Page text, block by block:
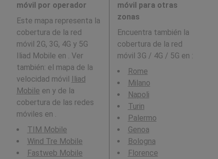
móvil por operador
Este mapa representa la
cobertura de la red
móvil 2G, 3G, 4G y 5G
Iliad Mobile en . Ver
también: el mapa de la
velocidad móvil Iliad
Mobile en y de la
cobertura de las redes
móviles en .
TIM Mobile
Wind Tre Mobile
Fastweb Mobile
móvil para otras
zonas
Encuentra también la
cobertura de la red
móvil 3G / 4G / 5G en :
Rome
Milano
Napoli
Turin
Palermo
Genoa
Bologna
Florence